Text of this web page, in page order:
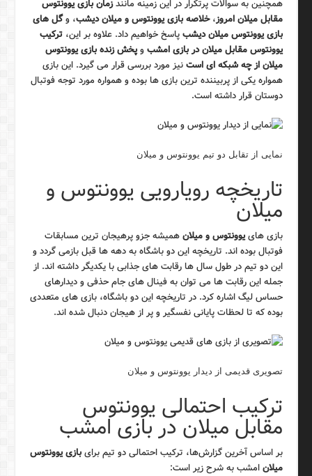
همچنین به سوالات پرتکرار در این زمینه مانندزمان بازی یوونتوس
مقابل میلان امروز،خلاصه بازی یوونتوس و میلان دیشب، وگل های
بازی یوونتوس میلان دیشبپاسخ خواهیم داد. علاوه بر این،ترکیب
یوونتوس مقابل میلان در بازی امشبوپخش زنده بازی یوونتوس
میلان از چه شبکه ای استنیز مورد بررسی قرار می گیرد. این بازی
همواره یکی از پربیننده ترین بازی ها بوده و همواره مورد توجه فوتبال
دوستان قرار داشته است.
نمایی از تقابل دو تیم یوونتوس و میلان
تاریخچه رویارویی یوونتوس و
میلان
بازی هاییوونتوس و میلانهمیشه جزو پرهیجان ترین مسابقات
فوتبال بوده اند. تاریخچه این دو باشگاه به دهه ها قبل بازمی گردد و
این دو تیم در طول سال ها رقابت های جذابی با یکدیگر داشته اند. از
جمله این رقابت ها می توان به فینال های جام حذفی و دیدارهای
حساس لیگ اشاره کرد. در تاریخچه این دو باشگاه، بازی های متعددی
بوده که تا لحظات پایانی نفسگیر و پر از هیجان دنبال شده اند.
تصویری قدیمی از دیدار یوونتوس و میلان
ترکیب احتمالی یوونتوس
مقابل میلان در بازی امشب
بر اساس آخرین گزارش‌ها، ترکیب احتمالی دو تیم برایبازی یوونتوس
میلانامشب به شرح زیر است: